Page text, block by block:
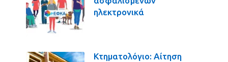
ηλεκτρονικά
Κτηματολόγιο: Αίτηση